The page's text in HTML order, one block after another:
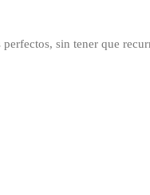
sin tener que